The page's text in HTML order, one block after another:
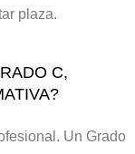
plaza.
C,
Un Grado